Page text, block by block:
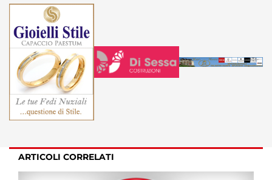
ARTICOLI CORRELATI